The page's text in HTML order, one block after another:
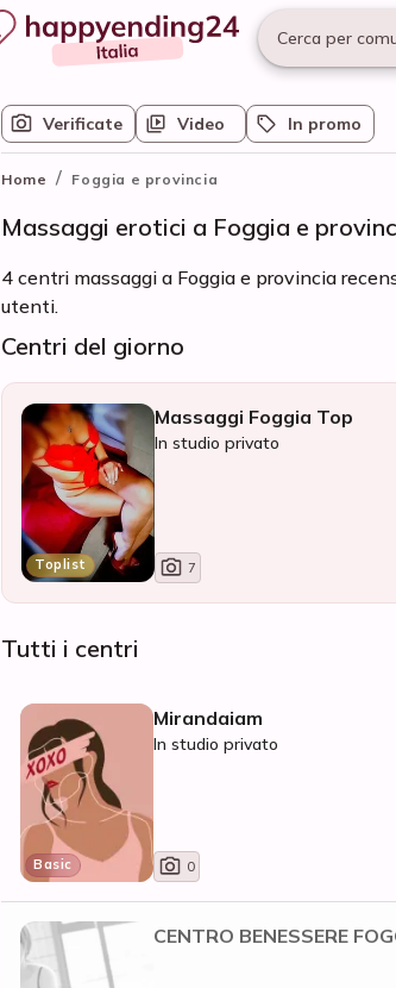
Cerca per
Verificate Video In promo
Home / Foggia e provincia
Massaggi erotici a Foggia e
4 centri massaggi a Foggia e provincia
utenti.
Centri del giorno
Toplist
Massaggi Foggia Top
In studio privato
7
Tutti i centri
Basic
Mirandaiam
In studio privato
0
CENTRO BENESSERE